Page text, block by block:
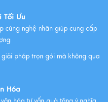
Mỹ Nghệ Việt
Tối Ưu
cùng nghệ nhân giúp cung cấp
giải pháp trọn gói mà không qua
Hóa